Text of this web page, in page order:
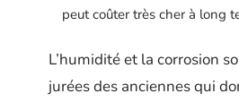
peut coûter très cher à long
L’humidité et la corrosion
jurées des anciennes qui